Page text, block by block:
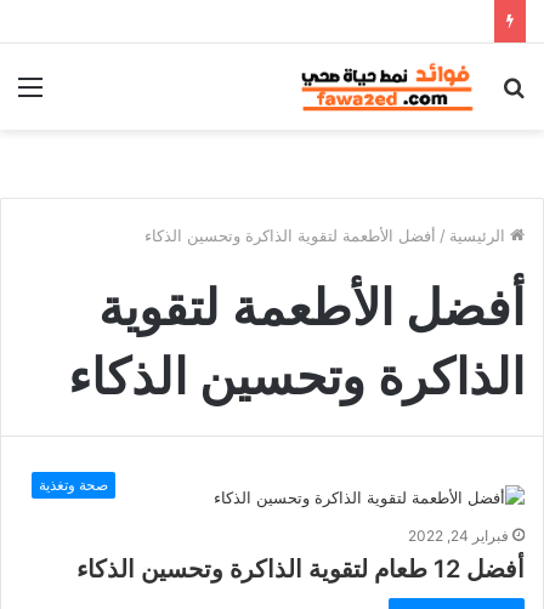
بحث
الرئيسية / أفضل الأطعمة لتقوية الذاكرة وتحسين الذكاء
أفضل الأطعمة لتقوية
الذاكرة وتحسين الذكاء
صحة وتغذية
فبراير 24, 2022
أفضل 12 طعام لتقوية الذاكرة وتحسين الذكاء